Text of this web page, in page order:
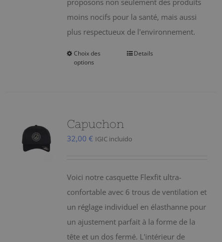
proposons non seulement des produits
moins nocifs pour la santé, mais aussi
plus respectueux de l'environnement.
Choix des
options
Ce
être
choisies
sur
la
page
Details
Capuchon
32,00 € IGIC incluido
Voici notre casquette Flexfit ultra-
confortable avec 6 trous de ventilation et
un réglage individuel en élasthanne pour
un ajustement parfait à la forme de la
tête et un dos fermé. L'intérieur de